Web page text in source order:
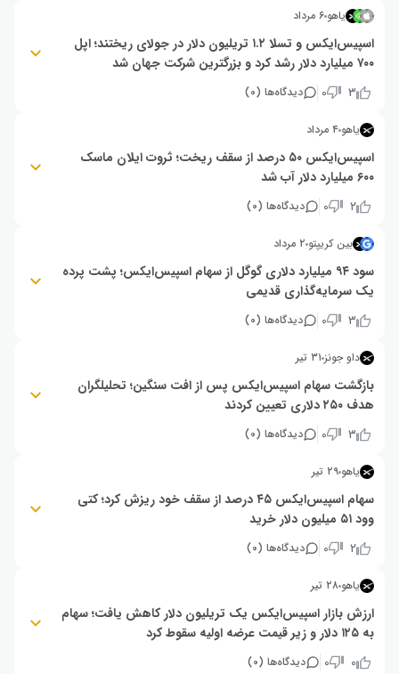
در ۶ آگوست، می‌تواند فشار فروش جدیدی ایجاد کند.
یاهو ۶ مرداد
اسپیس‌ایکس و تسلا ۱.۲ تریلیون دلار در جولای ریختند؛ اپل
۷۰۰ میلیارد دلار رشد کرد و بزرگترین شرکت جهان شد
عنوان بزرگترین شرکت جهان را از انویدیا پس گرفت. سهام فناوری و تراشه با
ریزش مواجه شدند، اما دیگر بخش‌های بازار عملکرد مثبتی داشتند.
جزییات بیشتر
۳ ۰ دیدگاه‌ها (۰)
یاهو ۴ مرداد
اسپیس‌ایکس ۵۰ درصد از سقف ریخت؛ ثروت ایلان ماسک
۶۰۰ میلیارد دلار آب شد
رسید و او با انتشار پستی طنزآمیز، خود را «تریلیونر سابق» خواند. انقضای قفل
سهام در ماه آینده می‌تواند فشار فروش را افزایش دهد.
۲ ۰ دیدگاه‌ها (۰)
بین کریپتو ۲ مرداد
سود ۹۴ میلیارد دلاری گوگل از سهام اسپیس‌ایکس؛ پشت پرده
یک سرمایه‌گذاری قدیمی
حدود ۹۴ میلیارد دلار سود بالقوه کسب کرده است. این رشد ناشی از یک قرارداد
جدید نیست و بخش زیادی از سهام این شرکت همچنان قفل بوده و قابل فروش
نیست.
جزییات بیشتر
۳ ۰ دیدگاه‌ها (۰)
داو جونز ۳۱ تیر
بازگشت سهام اسپیس‌ایکس پس از افت سنگین؛ تحلیلگران
هدف ۲۵۰ دلاری تعیین کردند
سهام اسپیس‌ایکس (SpaceX) پس از هفت جلسه نزولی متوالی، روز سه‌شنبه
رشد کرد. تحلیلگران مک‌کواری افت اخیر را فرصت خرید دانسته و با اشاره به
دلاری برای سهم آن تعیین کرده‌اند.
۳ ۰ دیدگاه‌ها (۰)
یاهو ۲۹ تیر
سهام اسپیس‌ایکس ۴۵ درصد از سقف خود ریزش کرد؛ کتی
وود ۵۱ میلیون دلار خرید
نگرانی‌های اصلی سرمایه‌گذاران است.
۲ ۰ دیدگاه‌ها (۰)
یاهو ۲۸ تیر
ارزش بازار اسپیس‌ایکس یک تریلیون دلار کاهش یافت؛ سهام
به ۱۲۵ دلار و زیر قیمت عرضه اولیه سقوط کرد
۰ ۰ دیدگاه‌ها (۰)